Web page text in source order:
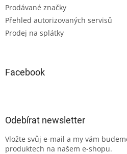
Prodávané značky
Přehled autorizovaných servisů
Prodej na splátky
Facebook
Odebírat newsletter
Vložte svůj e-mail a my vám
produktech na našem e-shopu.